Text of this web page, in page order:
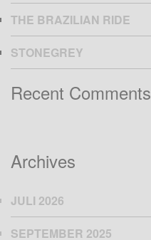
THE BRAZILIAN RIDE
STONEGREY
Recent Comments
Archives
JULI 2026
SEPTEMBER 2025